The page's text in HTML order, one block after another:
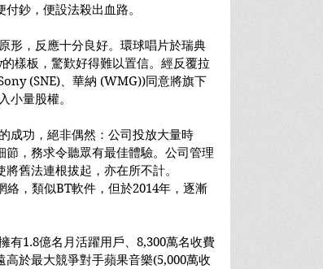
鈔，便設法殺出血路。
形，反應十分良好。環球唱片於瑞典
樣板，驚歎好得難以置信。經反覆拉
(SNE)、華納 (WMG))同意將旗下
小量股權。
成功，絕非偶然：公司投放大量時
，務求令聽眾有最佳體驗。公司管理
舊法連根拔起，亦在所不計。
，類似BT軟件，但於2014年，逐漸
有1.8億名月活躍用戶、8,300萬名收費
於最大競爭對手蘋果音樂(5,000萬收